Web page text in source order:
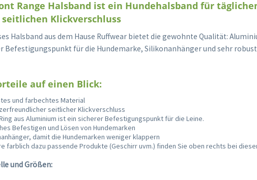
Range Halsband ist ein Hundehalsband für
Klickverschluss
Halsband aus dem Hause Ruffwear bietet die gewohnte Qualität:
Befestigungspunkt für die Hundemarke, Silikonanhänger und sehr
auf einen Blick:
und farbechtes Material
seitlicher Klickverschluss
aus Aluminium ist ein sicherer Befestigungspunkt für die Leine.
Befestigen und Lösen von Hundemarken
damit die Hundemarken weniger klappern
farblich dazu passende Produkte (Geschirr uvm.) finden Sie oben rechts bei
und Größen: